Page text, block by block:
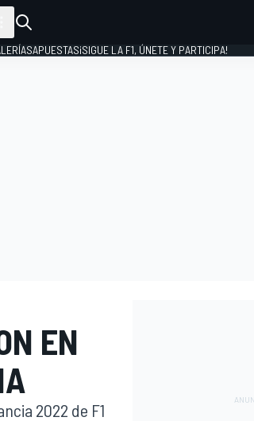
APUESTAS¡SIGUE LA F1, ÚNETE Y PARTICIPA!
EN
2022 de F1